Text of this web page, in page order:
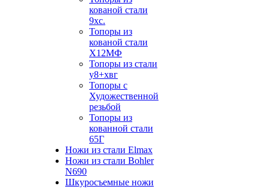
кованой стали
9хс.
Топоры из
кованой стали
Х12МФ
Топоры из стали
у8+хвг
Топоры с
Художественной
резьбой
Топоры из
кованной стали
65Г
Ножи из стали Elmax
Ножи из стали Bohler
N690
Шкуросъемные ножи